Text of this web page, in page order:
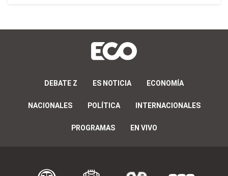
DEBATE Z ES NOTICIA ECONOMÍA
NACIONALES POLÍTICA INTERNACIONALES
PROGRAMAS EN VIVO